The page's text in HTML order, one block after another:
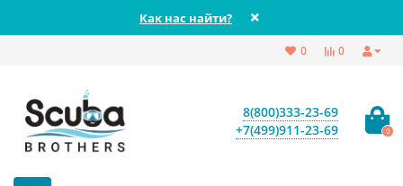
Как нас найти?
0
0
8(800)333-23-69
+7(499)911-23-69
0